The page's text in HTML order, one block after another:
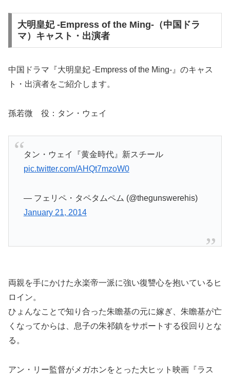
大明皇妃 -Empress of the Ming-（中国ドラ
マ）キャスト・出演者
中国ドラマ『大明皇妃 -Empress of the Ming-』のキャス
ト・出演者をご紹介します。
孫若微 役：タン・ウェイ
タン・ウェイ『黄金時代』新スチール
pic.twitter.com/AHQt7mzoW0
— フェリペ・タペタムペム (@thegunswerehis)
January 21, 2014
両親を手にかけた永楽帝一派に強い復讐心を抱いているヒ
ロイン。
ひょんなことで知り合った朱瞻基の元に嫁ぎ、朱瞻基が亡
くなってからは、息子の朱祁鎮をサポートする役回りとな
る。
アン・リー監督がメガホンをとった大ヒット映画『ラス